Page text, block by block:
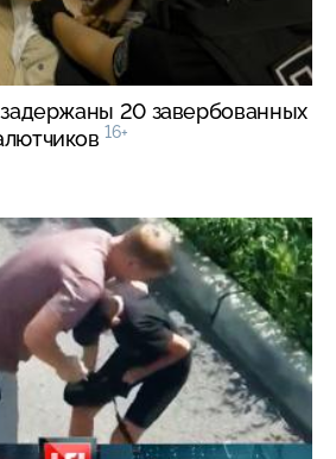
20 завербованных
16+